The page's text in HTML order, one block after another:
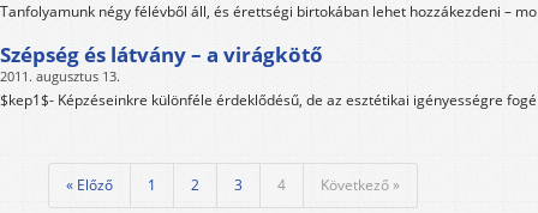
Tanfolyamunk négy félévből áll, és érettségi birtokában lehet hozzákezdeni –
Szépség és látvány – a virágkötő
2011. augusztus 13.
$kep1$- Képzéseinkre különféle érdeklődésű, de az esztétikai igényességre
« Előző 1 2 3 4 Következő »